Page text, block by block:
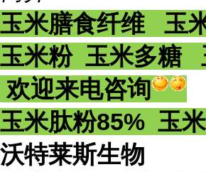
玉米膳食纤维 玉
玉米粉 玉米多糖
欢迎来电咨询
玉米肽粉85% 玉
沃特莱斯生物